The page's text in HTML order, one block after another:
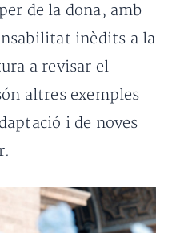
de la dona, amb
inèdits a la
a revisar el
altres exemples
i de noves